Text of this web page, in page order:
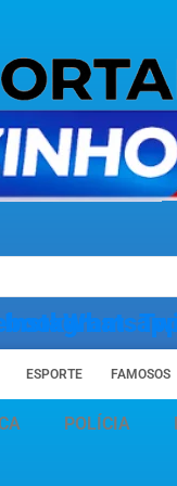
Instagram
ESPORTE FAMOSOS
POLÍCIA